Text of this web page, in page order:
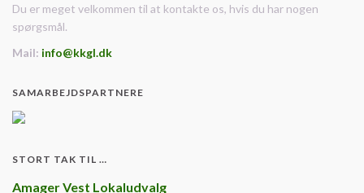
Du er meget velkommen til at kontakte os, hvis du har nogen
spørgsmål.
Mail: info@kkgl.dk
SAMARBEJDSPARTNERE
STORT TAK TIL …
Amager Vest Lokaludvalg